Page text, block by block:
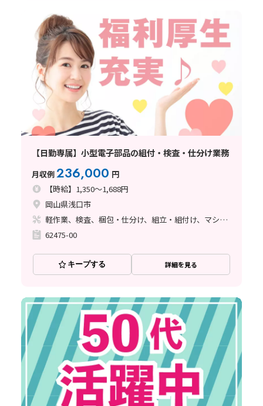
【日勤専属】小型電子部品の組付・検査・仕分け業務
月収例236,000 円
【時給】1,350～1,688円
岡山県浅口市
軽作業、検査、梱包・仕分け、組立・組付け、マシンオペレーター、ハンダ付け
62475-00
キープする 詳細を見る